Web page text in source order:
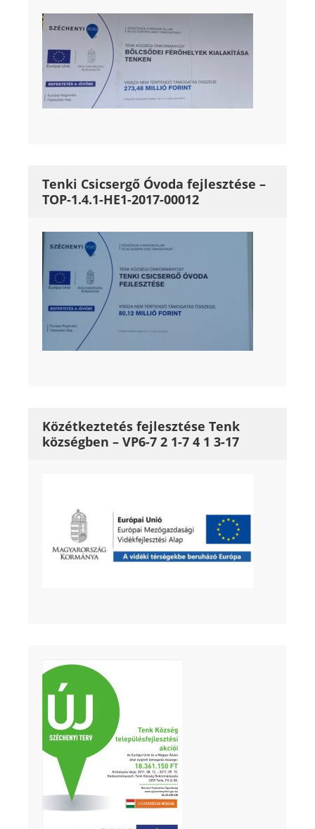
Tenki Csicsergő Óvoda fejlesztése –
TOP-1.4.1-HE1-2017-00012
Közétkeztetés fejlesztése Tenk
községben – VP6-7 2 1-7 4 1 3-17